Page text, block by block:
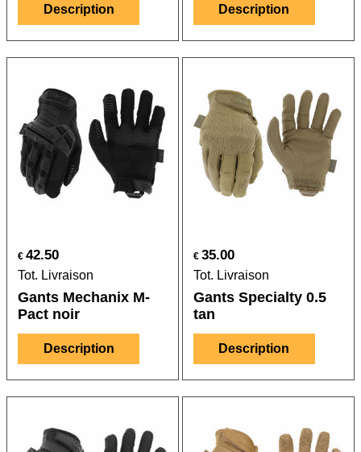
Description Description
€ 42.50
Tot. Livraison
Gants Mechanix M-
Pact noir
Description
€ 35.00
Tot. Livraison
Gants Specialty 0.5
tan
Description